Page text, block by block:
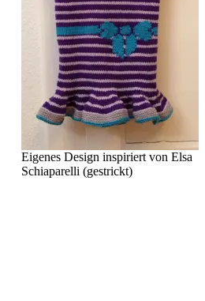
Eigenes Design inspiriert von Elsa
Schiaparelli (gestrickt)